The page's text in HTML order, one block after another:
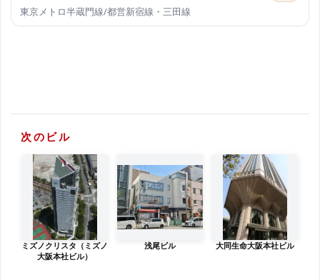
東京メトロ半蔵門線/都営新宿線・三田線
次のビル
ミズノクリスタ（ミズノ
大阪本社ビル）
浅尾ビル 大同生命大阪本社ビル